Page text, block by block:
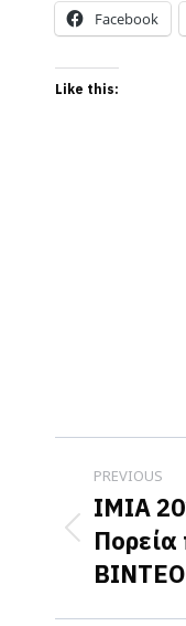
Facebook
Like this:
Post
PREVIOUS
Previous
post:
ΙΜΙΑ
ΒΙΝΤΕΟ